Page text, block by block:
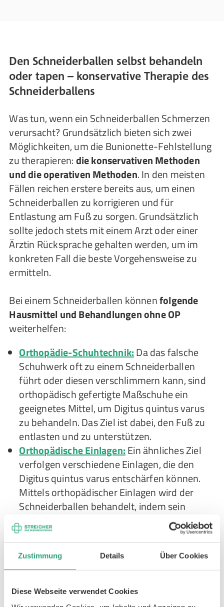
Zustimmung Details Über Cookies
Diese Webseite verwendet Cookies
Den Schneiderballen selbst behandeln
oder tapen – konservative Therapie des
Schneiderballens
Was tun, wenn ein Schneiderballen Schmerzen
verursacht? Grundsätzlich bieten sich zwei
Möglichkeiten, um die Bunionette-Fehlstellung
zu therapieren:die konservativen Methoden
und die operativen Methoden. In den meisten
Fällen reichen erstere bereits aus, um einen
Schneiderballen zu korrigieren und für
Entlastung am Fuß zu sorgen. Grundsätzlich
sollte jedoch stets mit einem Arzt oder einer
Ärztin Rücksprache gehalten werden, um im
konkreten Fall die beste Vorgehensweise zu
ermitteln.
Bei einem Schneiderballen könnenfolgende
Hausmittel und Behandlungen ohne OP
weiterhelfen:
Orthopädie-Schuhtechnik:Da das falsche
Schuhwerk oft zu einem Schneiderballen
führt oder diesen verschlimmern kann, sind
orthopädisch gefertigte Maßschuhe ein
geeignetes Mittel, um Digitus quintus varus
zu behandeln. Das Ziel ist dabei, den Fuß zu
entlasten und zu unterstützen.
Orthopädische Einlagen:Ein ähnliches Ziel
verfolgen verschiedene Einlagen, die den
Digitus quintus varus entschärfen können.
Mittels orthopädischer Einlagen wird der
Schneiderballen behandelt, indem sein
Längs- und Quergewölbe unterstützt wird.
Schneiderballen tapen:
Schneiderballen ohne OP behandeln will,
kann auch selbst tätig werden und den
beliebtes Hausmittel gegen den